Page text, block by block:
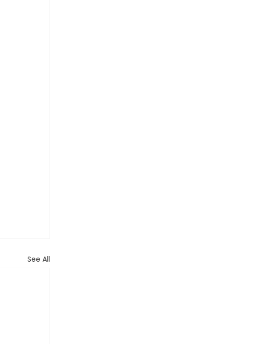
See All